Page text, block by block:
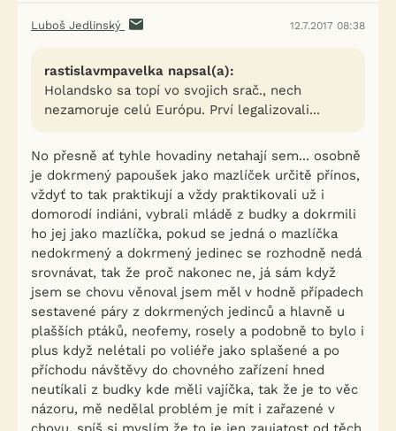
Luboš Jedlinský 12.7.2017 08:38
rastislavmpavelka napsal(a):
Holandsko sa topí vo svojich srač., nech
nezamoruje celú Európu. Prví legalizovali...
No přesně ať tyhle hovadiny netahají sem... osobně
je dokrmený papoušek jako mazlíček určitě přínos,
vždyť to tak praktikují a vždy praktikovali už i
domorodí indiáni, vybrali mládě z budky a dokrmili
ho jej jako mazlíčka, pokud se jedná o mazlíčka
nedokrmený a dokrmený jedinec se rozhodně nedá
srovnávat, tak že proč nakonec ne, já sám když
jsem se chovu věnoval jsem měl v hodně případech
sestavené páry z dokrmených jedinců a hlavně u
plašších ptáků, neofemy, rosely a podobně to bylo i
plus když nelétali po voliéře jako splašené a po
příchodu návštěvy do chovného zařízení hned
neutíkali z budky kde měli vajíčka, tak že je to věc
názoru, mě nedělal problém je mít i zařazené v